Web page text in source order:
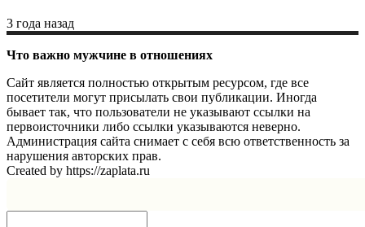
3 года назад
Что важно мужчине в отношениях
Сайт является полностью открытым ресурсом, где все
посетители могут присылать свои публикации. Иногда
бывает так, что пользователи не указывают ссылки на
первоисточники либо ссылки указываются неверно.
Администрация сайта снимает с себя всю ответственность за
нарушения авторских прав.
Created by https://zaplata.ru